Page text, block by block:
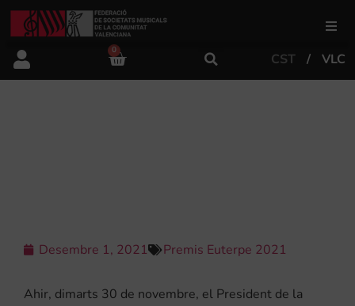
FSMCV
0
CST VLC
Desembre 1, 2021 Premis Euterpe 2021
Ahir, dimarts 30 de novembre, el President de la